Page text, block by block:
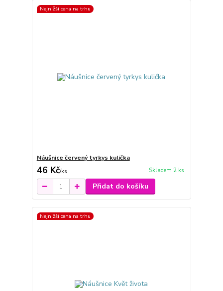
Nejnižší cena na trhu
Náušnice červený tyrkys kulička
46 Kč/ks Skladem 2 ks
Přidat do košíku
Nejnižší cena na trhu